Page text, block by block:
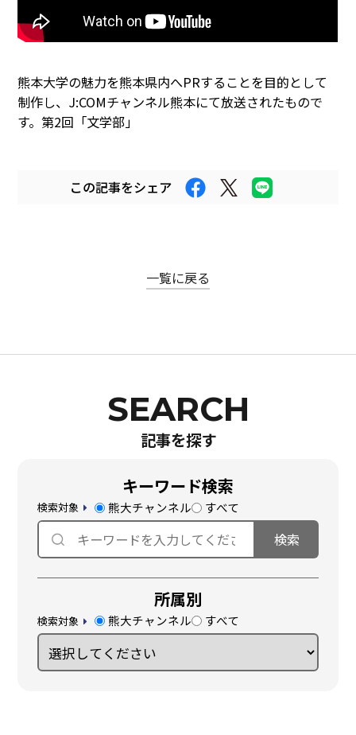
熊本大学の魅力を熊本県内へPRすることを目的として
制作し、J:COMチャンネル熊本にて放送されたもので
す。第2回「文学部」
この記事をシェア
一覧に戻る
記事を探す
キーワード検索
検索対象 熊大チャンネル すべて
所属別
検索対象 熊大チャンネル すべて
メディア・報道機関の方々へ
熊大メールマガジン登録のご案内